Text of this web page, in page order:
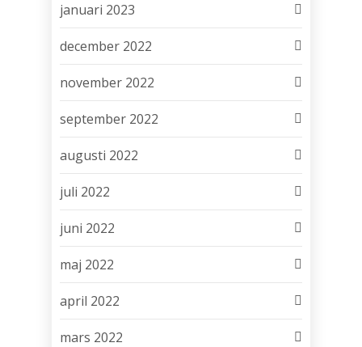
januari 2023
december 2022
november 2022
september 2022
augusti 2022
juli 2022
juni 2022
maj 2022
april 2022
mars 2022